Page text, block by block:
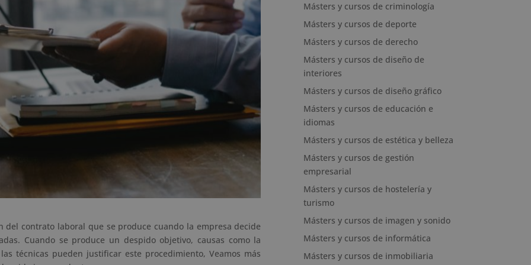
contrato laboral que se produce cuando la empresa decide
Cuando se produce un despido objetivo, causas como la
técnicas pueden justificar este procedimiento, Veamos más
Másters y cursos de criminología
Másters y cursos de deporte
Másters y cursos de derecho
Másters y cursos de diseño de
interiores
Másters y cursos de diseño gráfico
Másters y cursos de educación e
idiomas
Másters y cursos de estética y belleza
Másters y cursos de gestión
empresarial
Másters y cursos de hostelería y
turismo
Másters y cursos de imagen y sonido
Másters y cursos de informática
Másters y cursos de inmobiliaria